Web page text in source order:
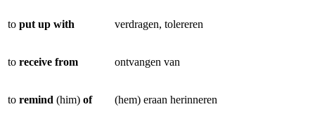
to put up with verdragen, tolereren
to receive from ontvangen van
to remind (him) of (hem) eraan herinneren